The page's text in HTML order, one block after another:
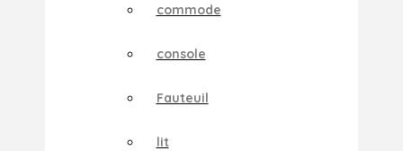
commode
console
Fauteuil
lit